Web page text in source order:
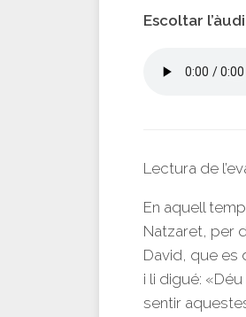
Escoltar
Lectura de
En aquell
Natzaret, per
David, que es
i li digué:
sentir